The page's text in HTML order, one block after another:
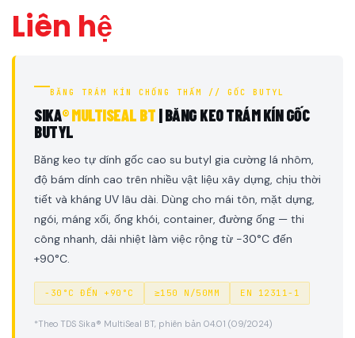
Liên hệ
BĂNG TRÁM KÍN CHỐNG THẤM // GỐC BUTYL
SIKA® MULTISEAL BT | BĂNG KEO TRÁM KÍN GỐC
BUTYL
Băng keo tự dính gốc cao su butyl gia cường lá nhôm,
độ bám dính cao trên nhiều vật liệu xây dựng, chịu thời
tiết và kháng UV lâu dài. Dùng cho mái tôn, mặt dựng,
ngói, máng xối, ống khói, container, đường ống — thi
công nhanh, dải nhiệt làm việc rộng từ -30°C đến
+90°C.
-30°C ĐẾN +90°C ≥150 N/50MM EN 12311-1
*Theo TDS Sika® MultiSeal BT, phiên bản 04.01 (09/2024)